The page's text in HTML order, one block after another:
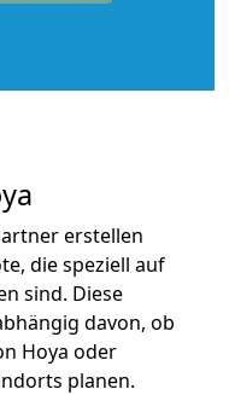
erstellen
die speziell auf
sind. Diese
davon, ob
Hoya oder
planen.